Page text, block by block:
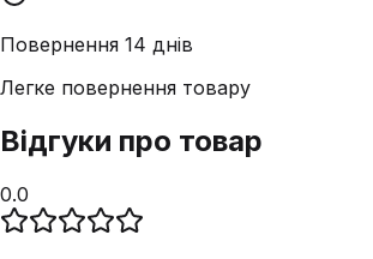
Повернення 14 днів
Легке повернення товару
Відгуки про товар
0.0